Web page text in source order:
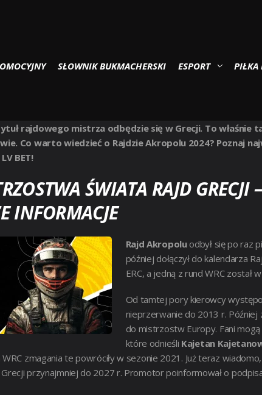
SŁOWNIK BUKMACHERSKI ESPORT PIŁKA
2024
rajdowego mistrza odbędzie się w Grecji. To właśnie
Co warto wiedzieć o Rajdzie Akropolu 2024? Poznaj
BET!
ŚWIATA RAJD GRECJI –
INFORMACJE
Rajd Akropoluodbył się po raz
później dołączył do kalendarza
ERC, a jedną z rund WRC został
Od tamtej pory kierowcy
nieprzerwanie do 2013 r. Później
do mistrzostw Europy. Fani
które odnieśli Kajetan
zmagania te powróciły w sezonie 2021. Już teraz
przynajmniej do 2027 r. Promotor poinformował o